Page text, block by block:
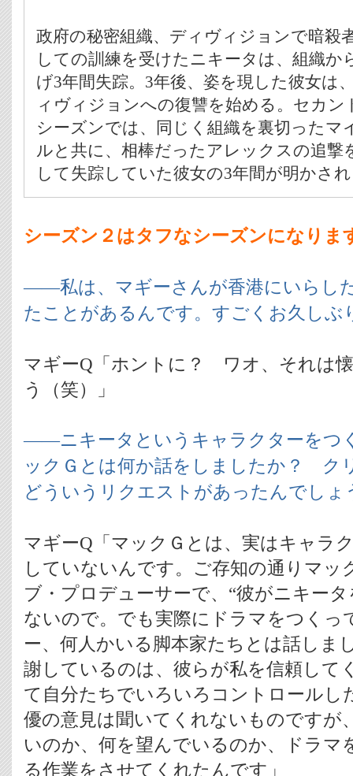
政府の秘密組織、ディヴィジョンで暗殺
しての訓練を受けたニキータは、組織か
げ3年間失踪。3年後、姿を現した彼女は
ィヴィジョンへの復讐を始める。セカン
シーズンでは、同じく組織を裏切ったマ
ルと共に、相棒だったアレックスの追撃
して失踪していた彼女の3年間が明かさ
シーズン２はタフなシーズンになりま
――私は、マギーさんが香港にいらし
たことがあるんです。すごくお久しぶ
マギーQ「ホントに？ ワオ、それは
う（笑）」
――ニキータというキャラクターをつ
ックＧとは何か話をしましたか？ ク
どういうリクエストがあったんでしょ
マギーQ「マックＧとは、実はキャラ
していないんです。ご存知の通りマッ
ブ・プロデューサーで、“彼がニキー
ないので。でも実際にドラマをつくっ
ー、何人かいる脚本家たちとは話しま
謝しているのは、彼らが私を信頼して
て自分たちでいろいろコントロールし
優の意見は聞いてくれないものですが
いのか、何を望んでいるのか、ドラマ
る作業をさせてくれたんです」